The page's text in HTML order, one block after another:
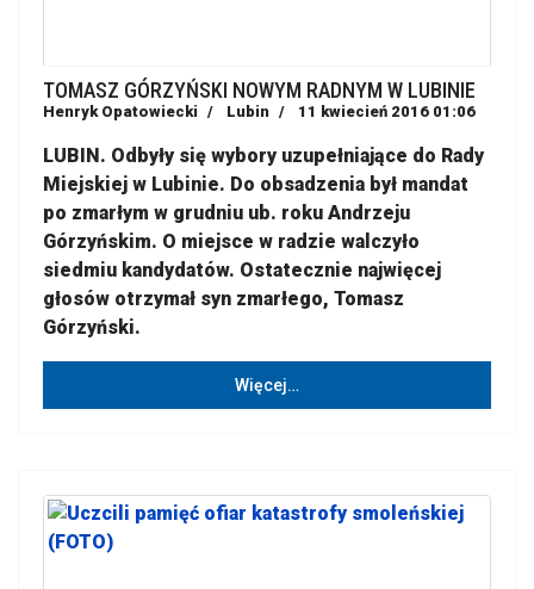
TOMASZ GÓRZYŃSKI NOWYM RADNYM W LUBINIE
Henryk Opatowiecki Lubin 11 kwiecień 2016 01:06
LUBIN. Odbyły się wybory uzupełniające do Rady
Miejskiej w Lubinie. Do obsadzenia był mandat
po zmarłym w grudniu ub. roku Andrzeju
Górzyńskim. O miejsce w radzie walczyło
siedmiu kandydatów. Ostatecznie najwięcej
głosów otrzymał syn zmarłego, Tomasz
Górzyński.
Więcej…